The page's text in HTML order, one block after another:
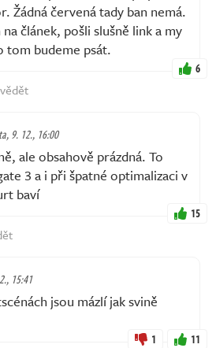
Žádná červená tady ban nemá.
článek, pošli slušně link a my
tom budeme psát.
6
9. 12., 16:00
ale obsahově prázdná. To
3 a i při špatné optimalizaci v
baví
15
15:41
jsou mázlí jak svině
1 11